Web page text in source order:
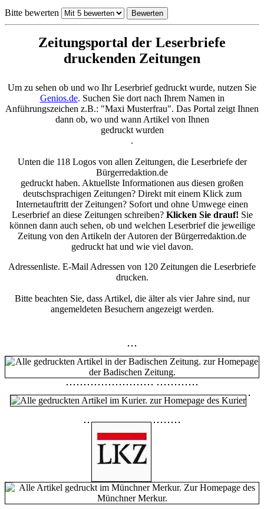
Bitte bewerten
Zeitungsportal der Leserbriefe
druckenden Zeitungen
Um zu sehen ob und wo Ihr Leserbrief gedruckt wurde, nutzen Sie
Genios.de. Suchen Sie dort nach Ihrem Namen in
Anführungszeichen z.B.: "Maxi Musterfrau". Das Portal zeigt Ihnen
dann ob, wo und wann Artikel von Ihnen
gedruckt wurden
.
Unten die 118 Logos von allen Zeitungen, die Leserbriefe der
Bürgerredaktion.de
gedruckt haben. Aktuellste Informationen aus diesen großen
deutschsprachigen Zeitungen? Direkt mit einem Klick zum
Internetauftritt der Zeitungen? Sofort und ohne Umwege einen
Leserbrief an diese Zeitungen schreiben? Klicken Sie drauf! Sie
können dann auch sehen, ob und welchen Leserbrief die jeweilige
Zeitung von den Artikeln der Autoren der Bürgerredaktion.de
gedruckt hat und wie viel davon.
Adressenliste. E-Mail Adressen von 120 Zeitungen die Leserbriefe
drucken.
Bitte beachten Sie, dass Artikel, die älter als vier Jahre sind, nur
angemeldeten Besuchern angezeigt werden.